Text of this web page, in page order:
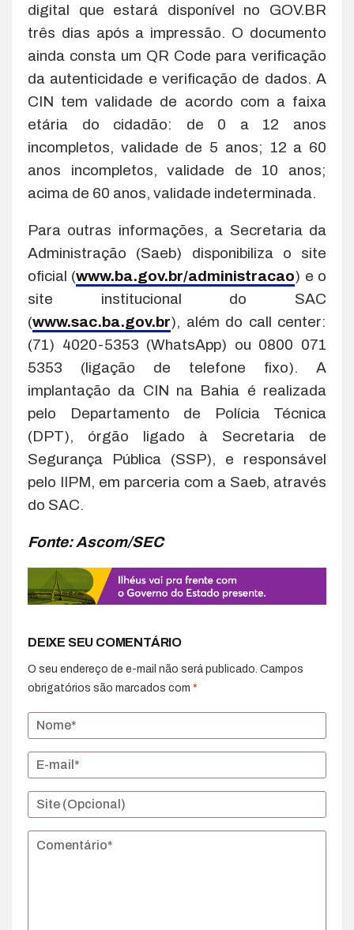
digital que estará disponível no GOV.BR
três dias após a impressão. O documento
ainda consta um QR Code para verificação
da autenticidade e verificação de dados. A
CIN tem validade de acordo com a faixa
etária do cidadão: de 0 a 12 anos
incompletos, validade de 5 anos; 12 a 60
anos incompletos, validade de 10 anos;
acima de 60 anos, validade indeterminada.
Para outras informações, a Secretaria da
Administração (Saeb) disponibiliza o site
oficial (www.ba.gov.br/administracao) e o
site institucional do SAC
(www.sac.ba.gov.br), além do call center:
(71) 4020-5353 (WhatsApp) ou 0800 071
5353 (ligação de telefone fixo). A
implantação da CIN na Bahia é realizada
pelo Departamento de Polícia Técnica
(DPT), órgão ligado à Secretaria de
Segurança Pública (SSP), e responsável
pelo IIPM, em parceria com a Saeb, através
do SAC.
Fonte: Ascom/SEC
DEIXE SEU COMENTÁRIO
O seu endereço de e-mail não será publicado. Campos
obrigatórios são marcados com *